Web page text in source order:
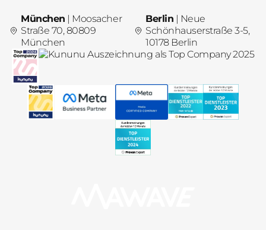
München | Moosacher
Straße 70, 80809
München
Berlin | Neue
Schönhauserstraße 3-5,
10178 Berlin